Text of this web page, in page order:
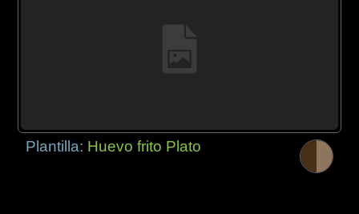
Plantilla: Huevo frito Plato